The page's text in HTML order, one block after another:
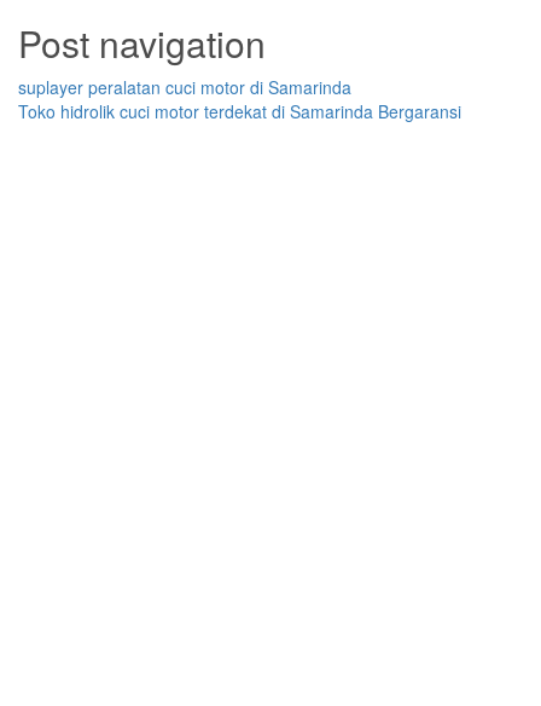
Post navigation
suplayer peralatan cuci motor di Samarinda
Toko hidrolik cuci motor terdekat di Samarinda Bergaransi